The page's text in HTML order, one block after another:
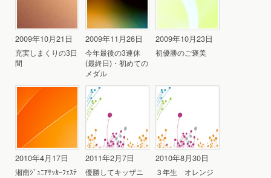
2009年10月21日
充実しまくりの3日
間
2009年11月26日
今年最後の3連休
(最終日)・初めての
メダル
2009年10月23日
初優勝のご褒美
2010年4月17日
湘南ｼﾞｭﾆｱｻｯｶｰﾌｪｽﾃ
2011年2月7日
優勝してキッザニ
2010年8月30日
３年生 オレンジ